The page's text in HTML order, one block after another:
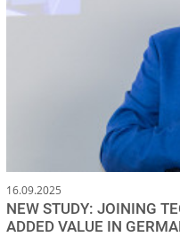
16.09.2025
NEW STUDY: JOINING
ADDED VALUE IN